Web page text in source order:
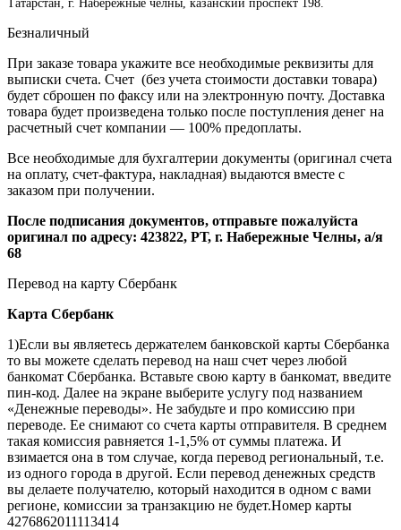
Татарстан, г. Набережные челны, казанский проспект 198.
Безналичный
При заказе товара укажите все необходимые реквизиты для
выписки счета. Счет (без учета стоимости доставки товара)
будет сброшен по факсу или на электронную почту. Доставка
товара будет произведена только после поступления денег на
расчетный счет компании — 100% предоплаты.
Все необходимые для бухгалтерии документы (оригинал счета
на оплату, счет-фактура, накладная) выдаются вместе с
заказом при получении.
После подписания документов, отправьте пожалуйста
оригинал по адресу: 423822, РТ, г. Набережные Челны, а/я
68
Перевод на карту Сбербанк
Карта Сбербанк
1)Если вы являетесь держателем банковской карты Сбербанка
то вы можете сделать перевод на наш счет через любой
банкомат Сбербанка. Вставьте свою карту в банкомат, введите
пин-код. Далее на экране выберите услугу под названием
«Денежные переводы». Не забудьте и про комиссию при
переводе. Ее снимают со счета карты отправителя. В среднем
такая комиссия равняется 1-1,5% от суммы платежа. И
взимается она в том случае, когда перевод региональный, т.е.
из одного города в другой. Если перевод денежных средств
вы делаете получателю, который находится в одном с вами
регионе, комиссии за транзакцию не будет.Номер карты
4276862011113414